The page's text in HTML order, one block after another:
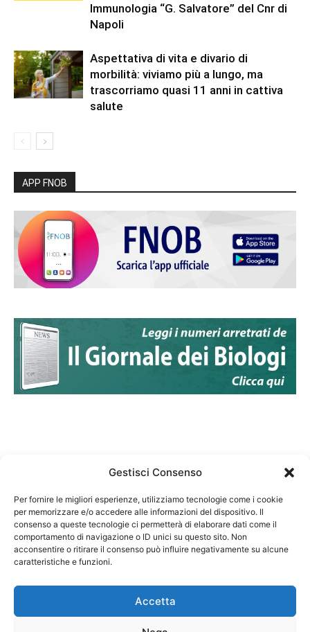
Gestisci Consenso
Per fornire le migliori esperienze, utilizziamo tecnologie come i cookie
per memorizzare e/o accedere alle informazioni del dispositivo. Il
consenso a queste tecnologie ci permetterà di elaborare dati come il
comportamento di navigazione o ID unici su questo sito. Non
acconsentire o ritirare il consenso può influire negativamente su alcune
caratteristiche e funzioni.
Accetta
Immunologia “G. Salvatore” del Cnr di
Napoli
Aspettativa di vita e divario di
morbilità: viviamo più a lungo, ma
trascorriamo quasi 11 anni in cattiva
salute
APP FNOB
Federazione Nazionale Degli Ordini dei Biologi:
codice fiscale 80069130583
Responsabile sito internet www.fnob.it: